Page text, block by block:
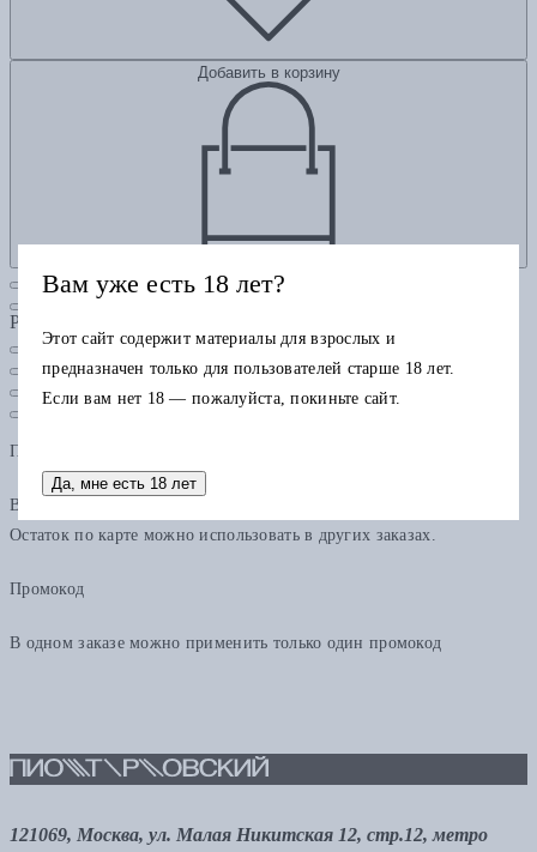
Добавить в корзину
Рубрики
Подарочная карта
В одном заказе можно применить только одну подарочную карту.
Остаток по карте можно использовать в других заказах.
Промокод
В одном заказе можно применить только один промокод
121069, Москва, ул. Малая Никитская 12, стр.12, метро
Вам уже есть 18 лет?
Этот сайт содержит материалы для взрослых и
предназначен только для пользователей старше 18 лет.
Если вам нет 18 — пожалуйста, покиньте сайт.
Да, мне есть 18 лет